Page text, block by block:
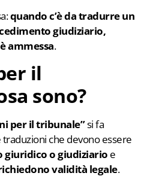
quando c’è da tradurre un
giudiziario,
ammessa.
il
sono?
per il tribunale”si fa
che devono essere
giuridico o giudiziario e
validità legale.